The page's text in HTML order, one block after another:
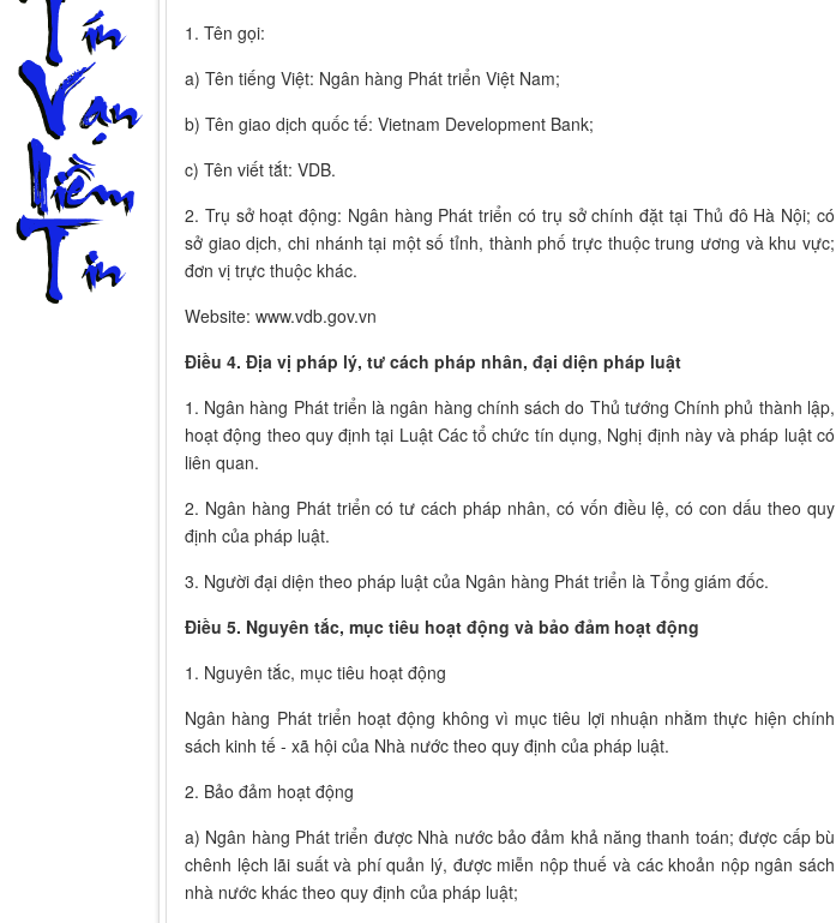
1. Tên gọi:
a) Tên tiếng Việt: Ngân hàng Phát triển Việt Nam;
b) Tên giao dịch quốc tế: Vietnam Development Bank;
c) Tên viết tắt: VDB.
2. Trụ sở hoạt động: Ngân hàng Phát triển có trụ sở chính đặt tại Thủ đô Hà Nội; có
sở giao dịch, chi nhánh tại một số tỉnh, thành phố trực thuộc trung ương và khu vực;
đơn vị trực thuộc khác.
Website: www.vdb.gov.vn
Điều 4. Địa vị pháp lý, tư cách pháp nhân, đại diện pháp luật
1. Ngân hàng Phát triển là ngân hàng chính sách do Thủ tướng Chính phủ thành lập,
hoạt động theo quy định tại Luật Các tổ chức tín dụng, Nghị định này và pháp luật có
liên quan.
2. Ngân hàng Phát triển có tư cách pháp nhân, có vốn điều lệ, có con dấu theo quy
định của pháp luật.
3. Người đại diện theo pháp luật của Ngân hàng Phát triển là Tổng giám đốc.
Điều 5. Nguyên tắc, mục tiêu hoạt động và bảo đảm hoạt động
1. Nguyên tắc, mục tiêu hoạt động
Ngân hàng Phát triển hoạt động không vì mục tiêu lợi nhuận nhằm thực hiện chính
sách kinh tế - xã hội của Nhà nước theo quy định của pháp luật.
2. Bảo đảm hoạt động
a) Ngân hàng Phát triển được Nhà nước bảo đảm khả năng thanh toán; được cấp bù
chênh lệch lãi suất và phí quản lý, được miễn nộp thuế và các khoản nộp ngân sách
nhà nước khác theo quy định của pháp luật;